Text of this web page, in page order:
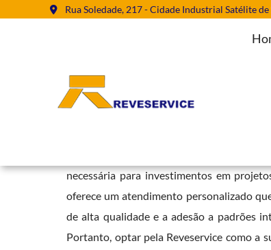
Rua Soledade, 217 - Cidade Industrial Satélite
Empresa Jateamento
A reputação da Reveservice em serviços
necessária para investimentos em
oferece um atendimento personalizado
de alta qualidade e a adesão a padrões
Portanto, optar pela Reveservice como a